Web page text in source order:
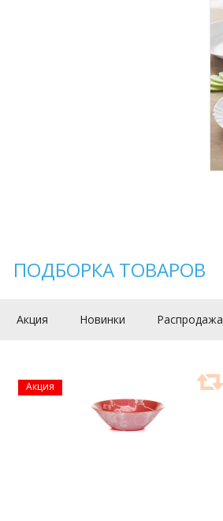
ПОДБОРКА ТОВАРОВ
Акция Новинки Распродажа
Акция